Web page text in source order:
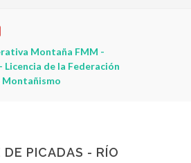
Montaña FMM -
Licencia de la Federación
Montañismo
DE PICADAS - RÍO